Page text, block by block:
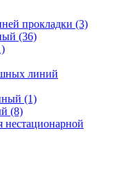
прокладки (3)
(36)
линий
(1)
(8)
нестационарной